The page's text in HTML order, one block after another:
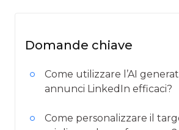
Domande chiave
Come utilizzare l’AI
annunci LinkedIn efficaci?
Come personalizzare il